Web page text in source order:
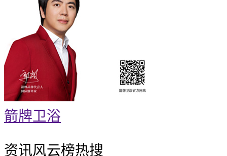
箭牌卫浴
资讯风云榜热搜